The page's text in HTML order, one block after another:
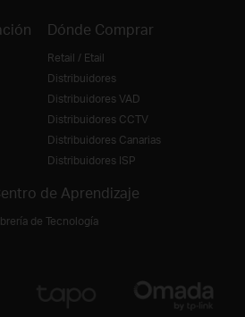
Dónde Comprar
Retail / Etail
Distribuidores
Distribuidores VAD
Distribuidores CCTV
Distribuidores Canarias
Distribuidores ISP
de Aprendizaje
de Tecnología